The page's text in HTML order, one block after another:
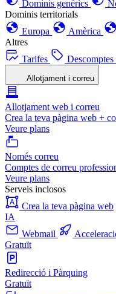
Dominis genèrics
Dominis territorials
Europa
Amèrica
Altres
Tarifes
Allotjament i correu
Allotjament web i correu
Crea la teva pàgina web +
Veure plans
Només correu
Comptes de correu
Veure plans
Serveis inclosos
Crea la teva pàgina web
IA
Webmail
Gratuït
Redirecció i Pàrquing
Gratuït